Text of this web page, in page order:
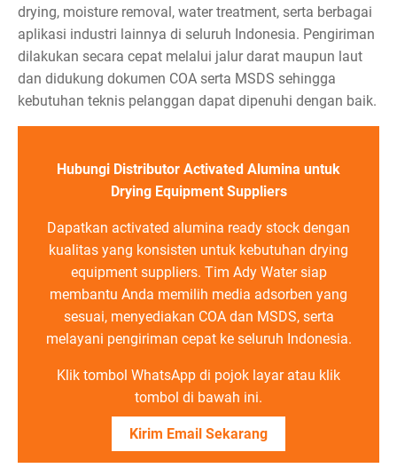
drying, moisture removal, water treatment, serta berbagai
aplikasi industri lainnya di seluruh Indonesia. Pengiriman
dilakukan secara cepat melalui jalur darat maupun laut
dan didukung dokumen COA serta MSDS sehingga
kebutuhan teknis pelanggan dapat dipenuhi dengan baik.
Hubungi Distributor Activated Alumina untuk
Drying Equipment Suppliers
Dapatkan activated alumina ready stock dengan
kualitas yang konsisten untuk kebutuhan drying
equipment suppliers. Tim Ady Water siap
membantu Anda memilih media adsorben yang
sesuai, menyediakan COA dan MSDS, serta
melayani pengiriman cepat ke seluruh Indonesia.
Klik tombol WhatsApp di pojok layar atau klik
tombol di bawah ini.
Kirim Email Sekarang